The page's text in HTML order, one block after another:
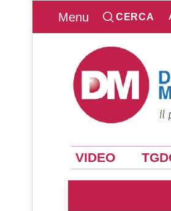
Menu CERCA
VIDEO